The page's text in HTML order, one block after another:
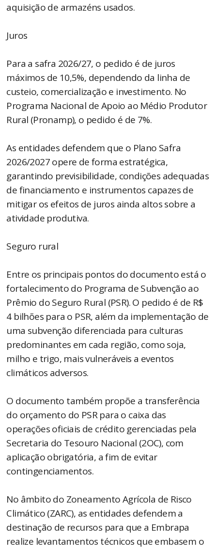
aquisição de armazéns usados.
Juros
Para a safra 2026/27, o pedido é de juros
máximos de 10,5%, dependendo da linha de
custeio, comercialização e investimento. No
Programa Nacional de Apoio ao Médio Produtor
Rural (Pronamp), o pedido é de 7%.
As entidades defendem que o Plano Safra
2026/2027 opere de forma estratégica,
garantindo previsibilidade, condições adequadas
de financiamento e instrumentos capazes de
mitigar os efeitos de juros ainda altos sobre a
atividade produtiva.
Seguro rural
Entre os principais pontos do documento está o
fortalecimento do Programa de Subvenção ao
Prêmio do Seguro Rural (PSR). O pedido é de R$
4 bilhões para o PSR, além da implementação de
uma subvenção diferenciada para culturas
predominantes em cada região, como soja,
milho e trigo, mais vulneráveis a eventos
climáticos adversos.
O documento também propõe a transferência
do orçamento do PSR para o caixa das
operações oficiais de crédito gerenciadas pela
Secretaria do Tesouro Nacional (2OC), com
aplicação obrigatória, a fim de evitar
contingenciamentos.
No âmbito do Zoneamento Agrícola de Risco
Climático (ZARC), as entidades defendem a
destinação de recursos para que a Embrapa
realize levantamentos técnicos que embasem o